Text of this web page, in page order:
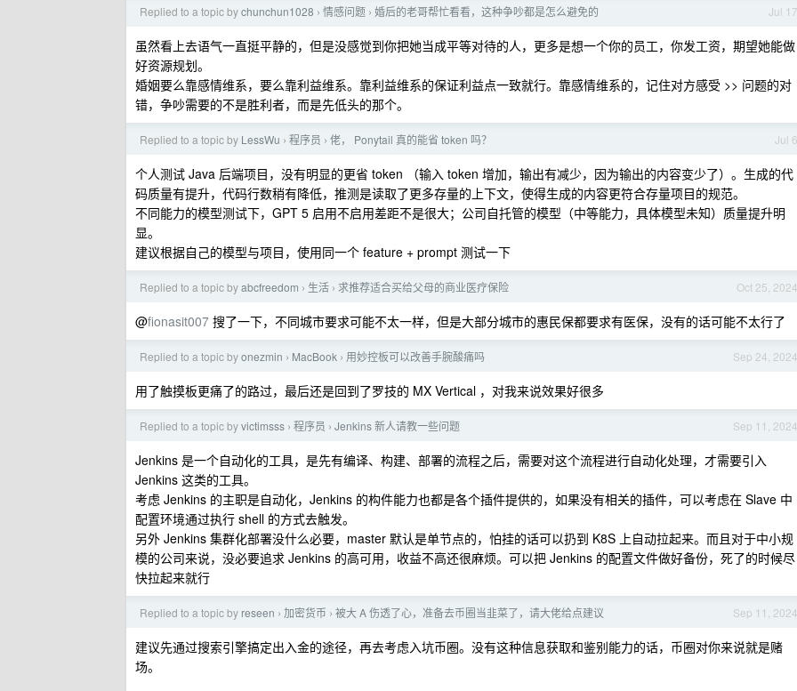
Jul 17
Replied to a topic bychunchun1028 › 情感问题 › 婚后的老哥帮忙看看，这种争吵都是怎么避免的
虽然看上去语气一直挺平静的，但是没感觉到你把她当成平等对待的人，更多是想一个你的员工，你发工资，期望她能做
好资源规划。
婚姻要么靠感情维系，要么靠利益维系。靠利益维系的保证利益点一致就行。靠感情维系的，记住对方感受 >> 问题的对
错，争吵需要的不是胜利者，而是先低头的那个。
Jul 6
Replied to a topic by LessWu › 程序员 › 佬， Ponytail 真的能省 token 吗？
个人测试 Java 后端项目，没有明显的更省 token （输入 token 增加，输出有减少，因为输出的内容变少了）。生成的代
码质量有提升，代码行数稍有降低，推测是读取了更多存量的上下文，使得生成的内容更符合存量项目的规范。
不同能力的模型测试下，GPT 5 启用不启用差距不是很大；公司自托管的模型（中等能力，具体模型未知）质量提升明
显。
建议根据自己的模型与项目，使用同一个 feature + prompt 测试一下
Oct 25, 2024
Replied to a topic byabcfreedom › 生活 › 求推荐适合买给父母的商业医疗保险
@fionasit007 搜了一下，不同城市要求可能不太一样，但是大部分城市的惠民保都要求有医保，没有的话可能不太行了
Sep 24, 2024
Replied to a topic byonezmin › MacBook › 用妙控板可以改善手腕酸痛吗
用了触摸板更痛了的路过，最后还是回到了罗技的 MX Vertical ，对我来说效果好很多
Sep 11, 2024
Replied to a topic byvictimsss › 程序员 › Jenkins 新人请教一些问题
Jenkins 是一个自动化的工具，是先有编译、构建、部署的流程之后，需要对这个流程进行自动化处理，才需要引入
Jenkins 这类的工具。
考虑 Jenkins 的主职是自动化，Jenkins 的构件能力也都是各个插件提供的，如果没有相关的插件，可以考虑在 Slave 中
配置环境通过执行 shell 的方式去触发。
另外 Jenkins 集群化部署没什么必要，master 默认是单节点的，怕挂的话可以扔到 K8S 上自动拉起来。而且对于中小规
模的公司来说，没必要追求 Jenkins 的高可用，收益不高还很麻烦。可以把 Jenkins 的配置文件做好备份，死了的时候尽
快拉起来就行
Sep 11, 2024
Replied to a topic by reseen › 加密货币 › 被大 A 伤透了心，准备去币圈当韭菜了，请大佬给点建议
建议先通过搜索引擎搞定出入金的途径，再去考虑入坑币圈。没有这种信息获取和鉴别能力的话，币圈对你来说就是赌
场。